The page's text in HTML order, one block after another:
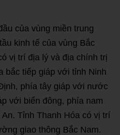
của vùng miền trung
kinh tế của vùng Bắc
vị trí địa lý và địa chính trị
bắc tiếp giáp với tỉnh Ninh
phía tây giáp với nước
với biển đông, phía nam
Tỉnh Thanh Hóa có vị trí
giao thông Bắc Nam.